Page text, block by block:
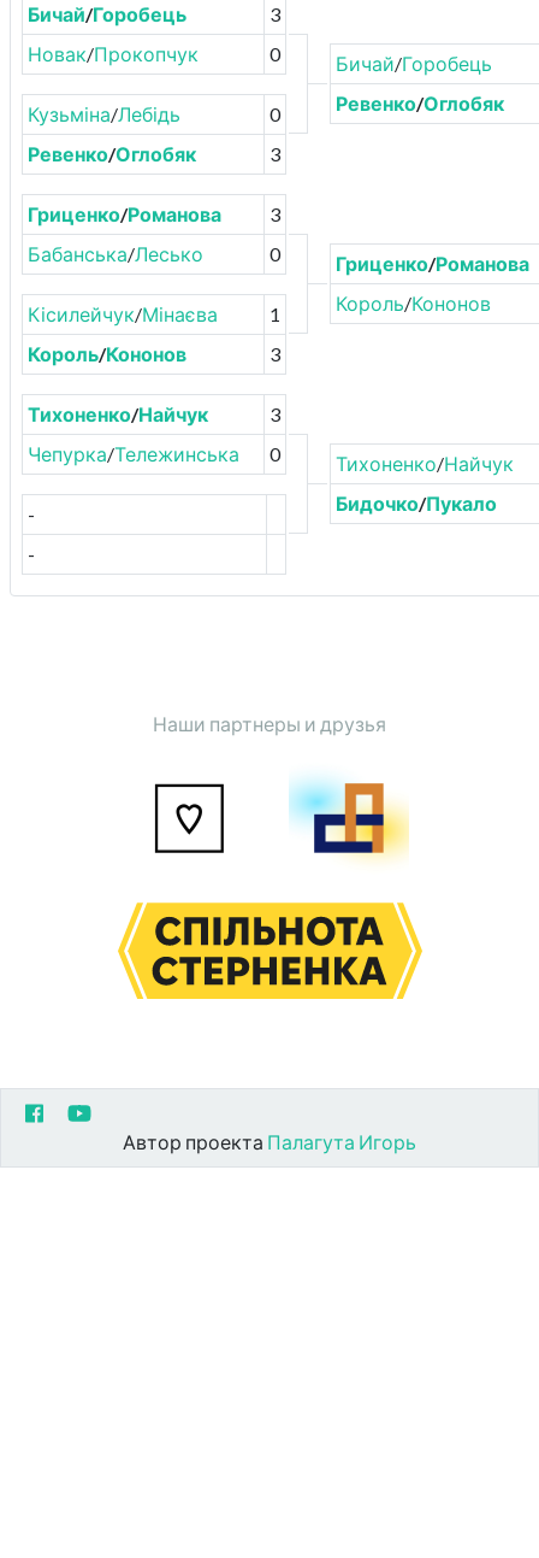
Бичай/Горобець
3
Новак/Прокопчук 0
Кузьміна/Лебідь
0
Ревенко/Оглобяк 3
Гриценко/Романова
3
Бабанська/Лесько 0
Кісилейчук/Мінаєва
1
Король/Кононов 3
Тихоненко/Найчук
3
Чепурка/Тележинська 0
-
-
Бичай/Горобець
Ревенко/Оглобяк
Гриценко/Романова
Король/Кононов
Тихоненко/Найчук
Бидочко/Пукало
Наши партнеры и друзья
Автор проекта Палагута Игорь